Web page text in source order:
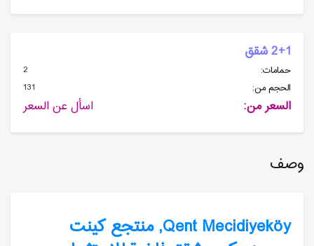
2+1 شقق
حمامات:
2
الحجم من:
131
السعر من: اسأل عن السعر
وصف
Qent Mecidiyeköy, منتجع كینت